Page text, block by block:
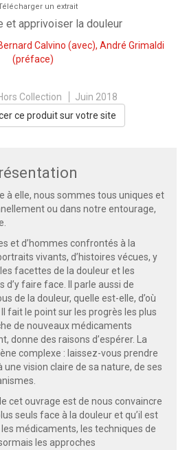
un extrait
et apprivoiser la douleur
Calvino (avec), André Grimaldi
(préface)
Collection
Juin 2018
ce produit sur votre site
à elle, nous sommes tous uniques et
ou dans notre entourage,
et d’hommes confrontés à la
vivants, d’histoires vécues, y
facettes de la douleur et les
faire face. Il parle aussi de
de la douleur, quelle est-elle, d’où
fait le point sur les progrès les plus
de nouveaux médicaments
donne des raisons d’espérer. La
complexe : laissez-vous prendre
vision claire de sa nature, de ses
cet ouvrage est de nous convaincre
seuls face à la douleur et qu’il est
médicaments, les techniques de
les approches